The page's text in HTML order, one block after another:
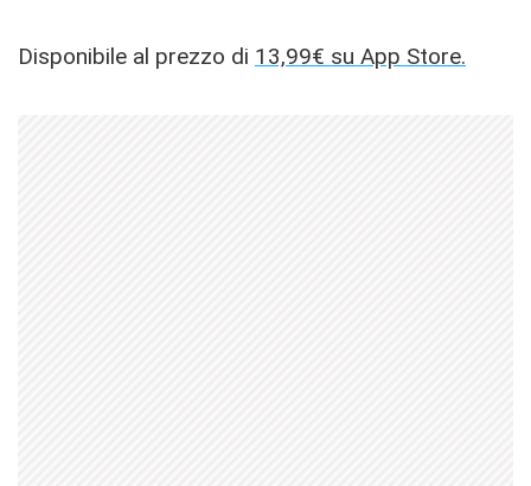
Disponibile al prezzo di 13,99€ su App Store.